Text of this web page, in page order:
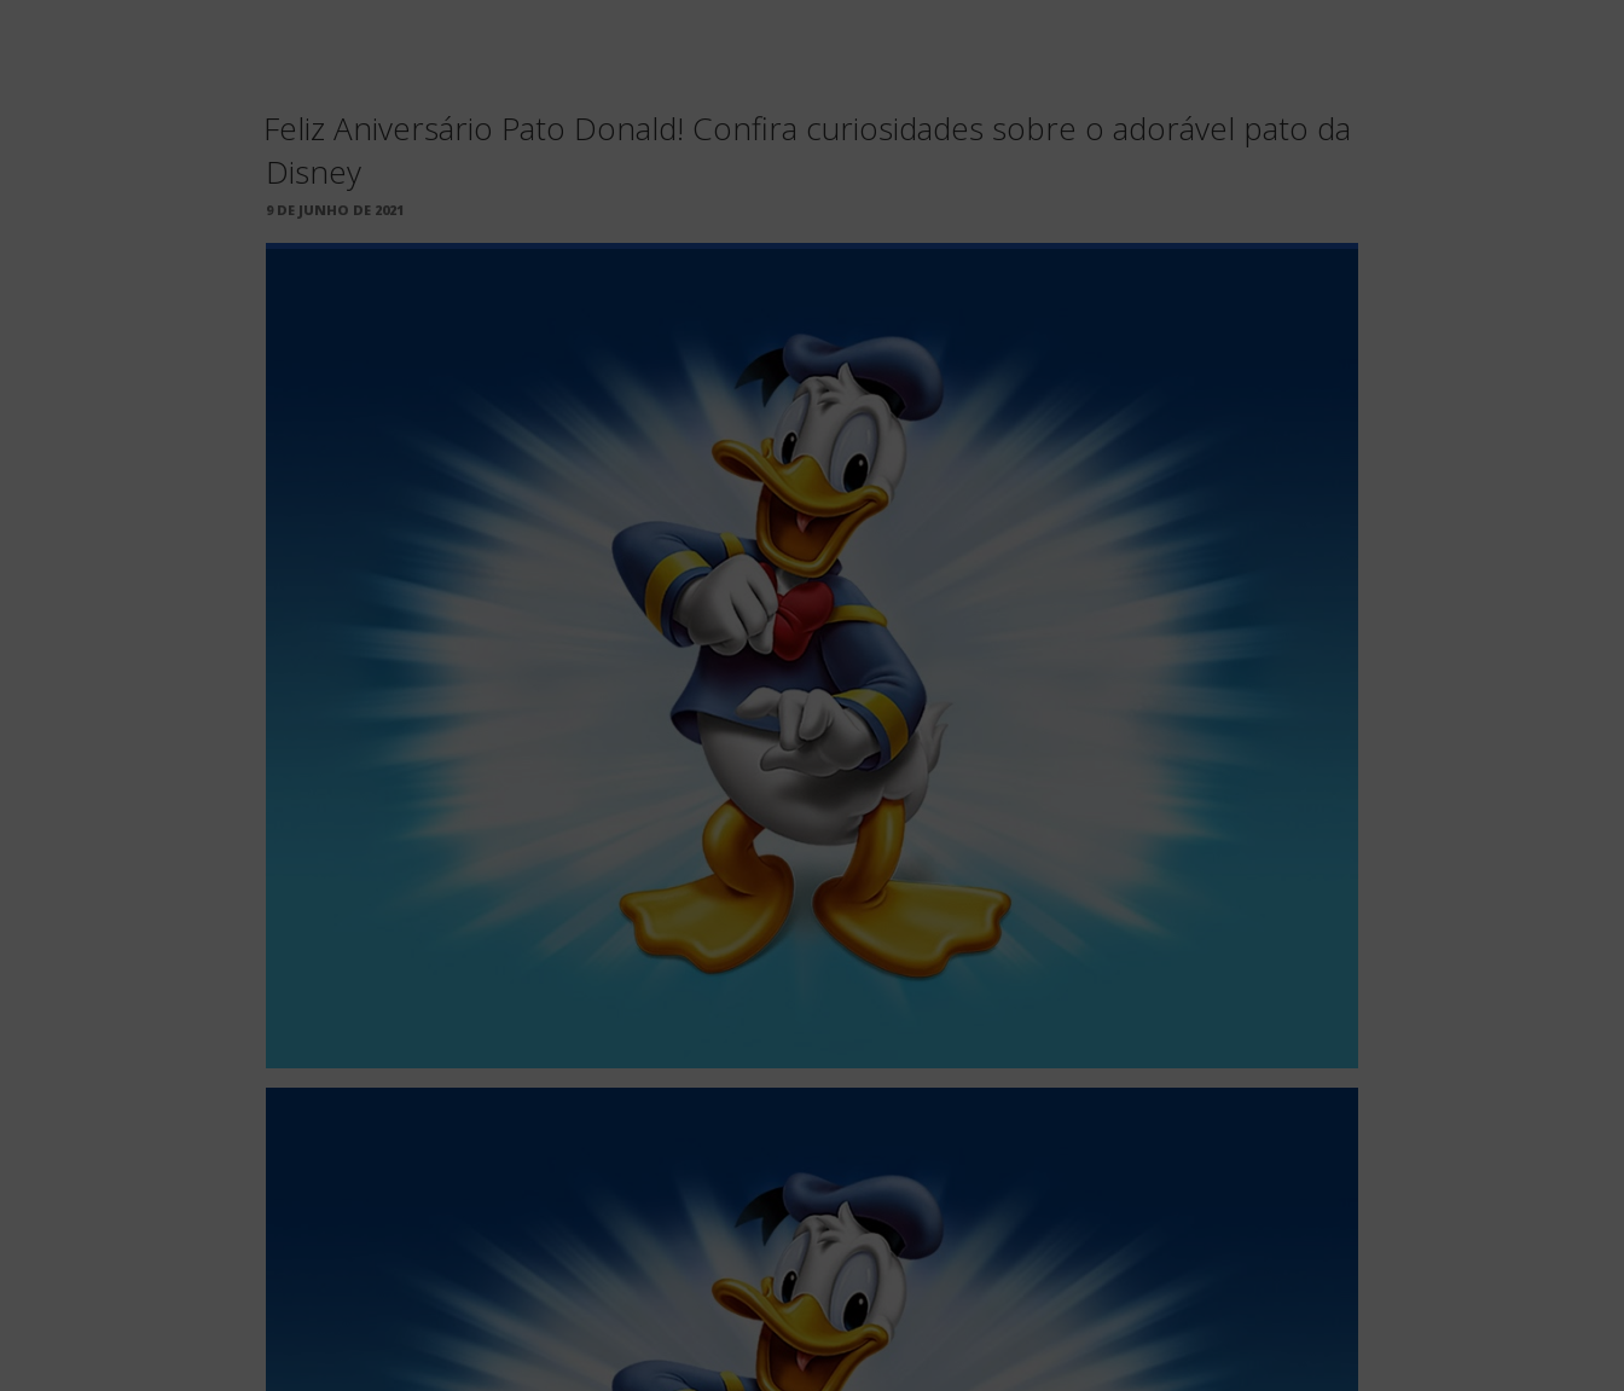
Feliz Aniversário Pato Donald! Confira curiosidades sobre o adorável pato da
Disney
PUBLICADO
9 DE JUNHO DE 2021